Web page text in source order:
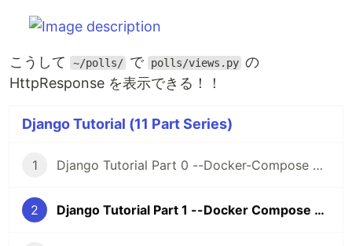
こうして ~/polls/ で polls/views.py の
HttpResponse を表示できる！！
Django Tutorial (11 Part Series)
1 Django Tutorial Part 0 --Docker-Compose で Django 3-4 と postgres 12 で composeexample プロジェクトを作って起動する
2 Django Tutorial Part 1 --Docker Compose で polls アプリとその urls と views を作成して HttpResponse を確認する